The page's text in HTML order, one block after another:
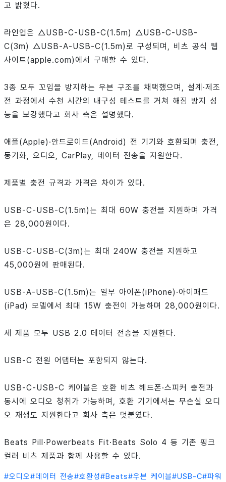
고 밝혔다.
라인업은 △USB-C-USB-C(1.5m) △USB-C-USB-
C(3m) △USB-A-USB-C(1.5m)로 구성되며, 비츠 공식 웹
사이트(apple.com)에서 구매할 수 있다.
3종 모두 꼬임을 방지하는 우븐 구조를 채택했으며, 설계·제조
전 과정에서 수천 시간의 내구성 테스트를 거쳐 해짐 방지 성
능을 보강했다고 회사 측은 설명했다.
애플(Apple)·안드로이드(Android) 전 기기와 호환되며 충전,
동기화, 오디오, CarPlay, 데이터 전송을 지원한다.
제품별 충전 규격과 가격은 차이가 있다.
USB-C-USB-C(1.5m)는 최대 60W 충전을 지원하며 가격
은 28,000원이다.
USB-C-USB-C(3m)는 최대 240W 충전을 지원하고
45,000원에 판매된다.
USB-A-USB-C(1.5m)는 일부 아이폰(iPhone)·아이패드
(iPad) 모델에서 최대 15W 충전이 가능하며 28,000원이다.
세 제품 모두 USB 2.0 데이터 전송을 지원한다.
USB-C 전원 어댑터는 포함되지 않는다.
USB-C-USB-C 케이블은 호환 비츠 헤드폰·스피커 충전과
동시에 오디오 청취가 가능하며, 호환 기기에서는 무손실 오디
오 재생도 지원한다고 회사 측은 덧붙였다.
Beats Pill·Powerbeats Fit·Beats Solo 4 등 기존 핑크
컬러 비츠 제품과 함께 사용할 수 있다.
#오디오#데이터 전송#호환성#Beats#우븐 케이블#USB-C#파워